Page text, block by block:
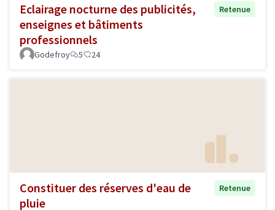
Eclairage nocturne des publicités,
enseignes et bâtiments
professionnels
Retenue
Godefroy 5 24
Constituer des réserves d'eau de
pluie
Retenue